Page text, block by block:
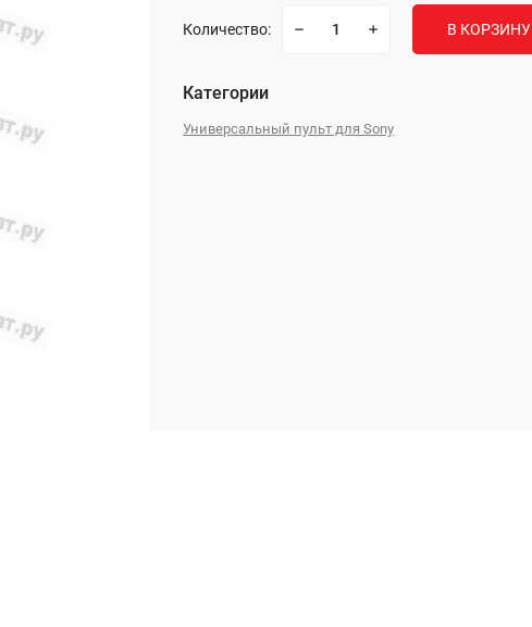
Количество: В КОРЗИНУ
Категории
Универсальный пульт для Sony